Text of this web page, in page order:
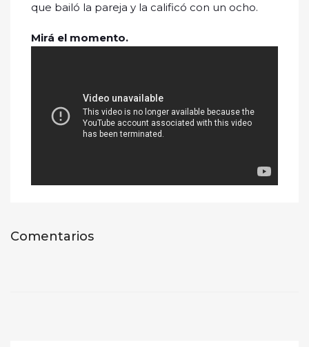
que bailó la pareja y la calificó con un ocho.
Mirá el momento.
Comentarios